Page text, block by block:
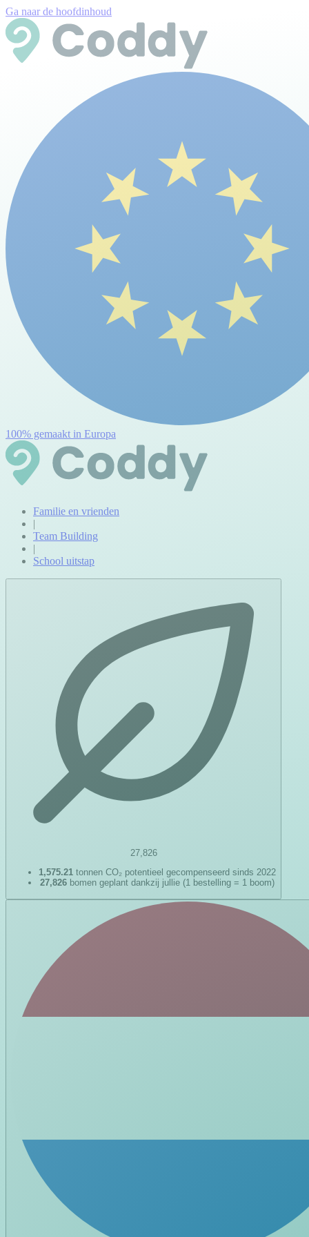
Ga naar de hoofdinhoud
100% gemaakt in Europa
Familie en vrienden
|
Team Building
|
School uitstap
27,826
1,575.21 tonnen CO₂ potentieel gecompenseerd sinds 2022
27,826 bomen geplant dankzij jullie (1 bestelling = 1 boom)